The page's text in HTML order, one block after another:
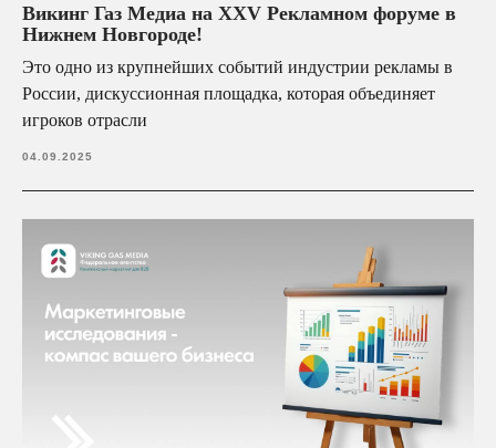
Викинг Газ Медиа на XXV Рекламном форуме в
Нижнем Новгороде!
Это одно из крупнейших событий индустрии рекламы в
России, дискуссионная площадка, которая объединяет
игроков отрасли
04.09.2025
Я даю своесогласие на обработку персональных
данныхв соответствии сполитикой
Контакты